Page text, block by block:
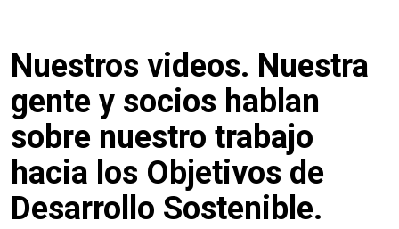
Nuestros videos. Nuestra
gente y socios hablan
sobre nuestro trabajo
hacia los Objetivos de
Desarrollo Sostenible.